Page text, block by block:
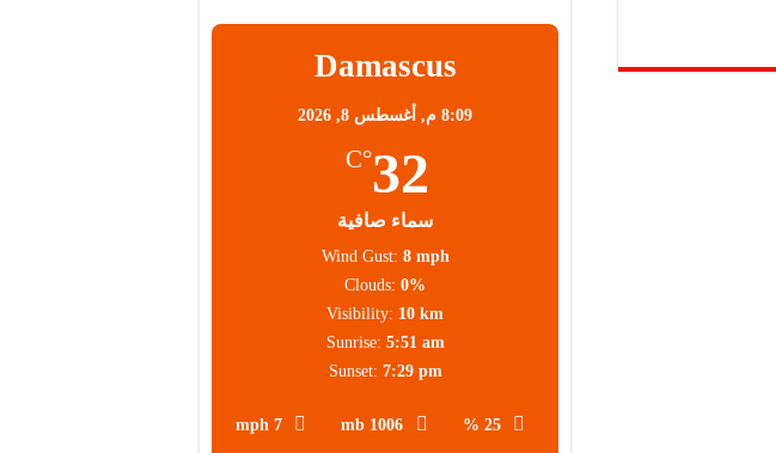
Damascus
8:09 م, أغسطس 8, 2026
32
°C
سماء صافية
25 %
1006 mb
7 mph
Wind Gust: 8 mph
Clouds: 0%
Visibility: 10 km
Sunrise: 5:51 am
Sunset: 7:29 pm